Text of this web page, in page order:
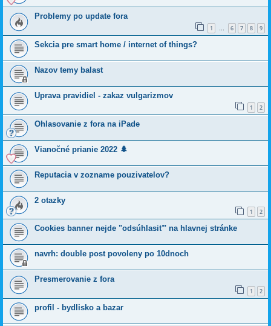
Problemy po update fora
1 … 6 7 8 9
Sekcia pre smart home / internet of things?
Nazov temy balast
Uprava pravidiel - zakaz vulgarizmov
1 2
Ohlasovanie z fora na iPade
Vianočné prianie 2022 🌲
Reputacia v zozname pouzivatelov?
2 otazky
1 2
Cookies banner nejde "odsúhlasiť" na hlavnej stránke
navrh: double post povoleny po 10dnoch
Presmerovanie z fora
1 2
profil - bydlisko a bazar